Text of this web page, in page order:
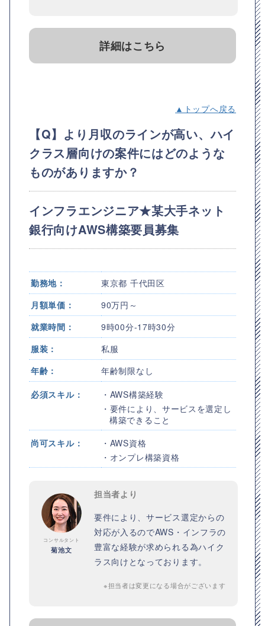
詳細はこちら
▲トップへ戻る
【Q】より月収のラインが高い、ハイ
クラス層向けの案件にはどのような
ものがありますか？
インフラエンジニア★某大手ネット
銀行向けAWS構築要員募集
勤務地：
東京都 千代田区
月額単価：
90万円～
就業時間：
9時00分-17時30分
服装：
私服
年齢：
年齢制限なし
必須スキル：
・AWS構築経験
・要件により、サービスを選定し
構築できること
尚可スキル：
・AWS資格
・オンプレ構築資格
コンサルタント
菊池文
担当者より
要件により、サービス選定からの
対応が入るのでAWS・インフラの
豊富な経験が求められる為ハイク
ラス向けとなっております。
※担当者は変更になる場合がございます